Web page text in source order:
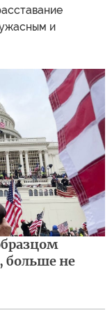
и
больше не